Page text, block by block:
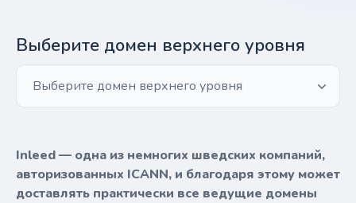
Выберите домен верхнего уровня
Выберите домен верхнего уровня
Inleed — одна из немногих шведских компаний,
авторизованных ICANN, и благодаря этому может
доставлять практически все ведущие домены